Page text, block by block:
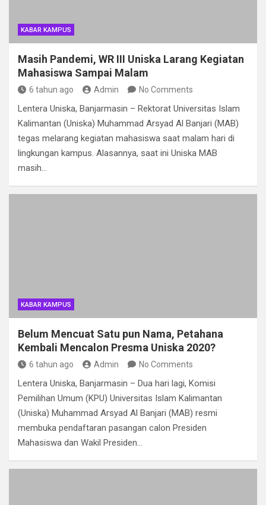
KABAR KAMPUS
Masih Pandemi, WR III Uniska Larang Kegiatan
Mahasiswa Sampai Malam
6 tahun ago Admin No Comments
Lentera Uniska, Banjarmasin – Rektorat Universitas Islam
Kalimantan (Uniska) Muhammad Arsyad Al Banjari (MAB)
tegas melarang kegiatan mahasiswa saat malam hari di
lingkungan kampus. Alasannya, saat ini Uniska MAB
masih…
KABAR KAMPUS
Belum Mencuat Satu pun Nama, Petahana
Kembali Mencalon Presma Uniska 2020?
6 tahun ago Admin No Comments
Lentera Uniska, Banjarmasin – Dua hari lagi, Komisi
Pemilihan Umum (KPU) Universitas Islam Kalimantan
(Uniska) Muhammad Arsyad Al Banjari (MAB) resmi
membuka pendaftaran pasangan calon Presiden
Mahasiswa dan Wakil Presiden…